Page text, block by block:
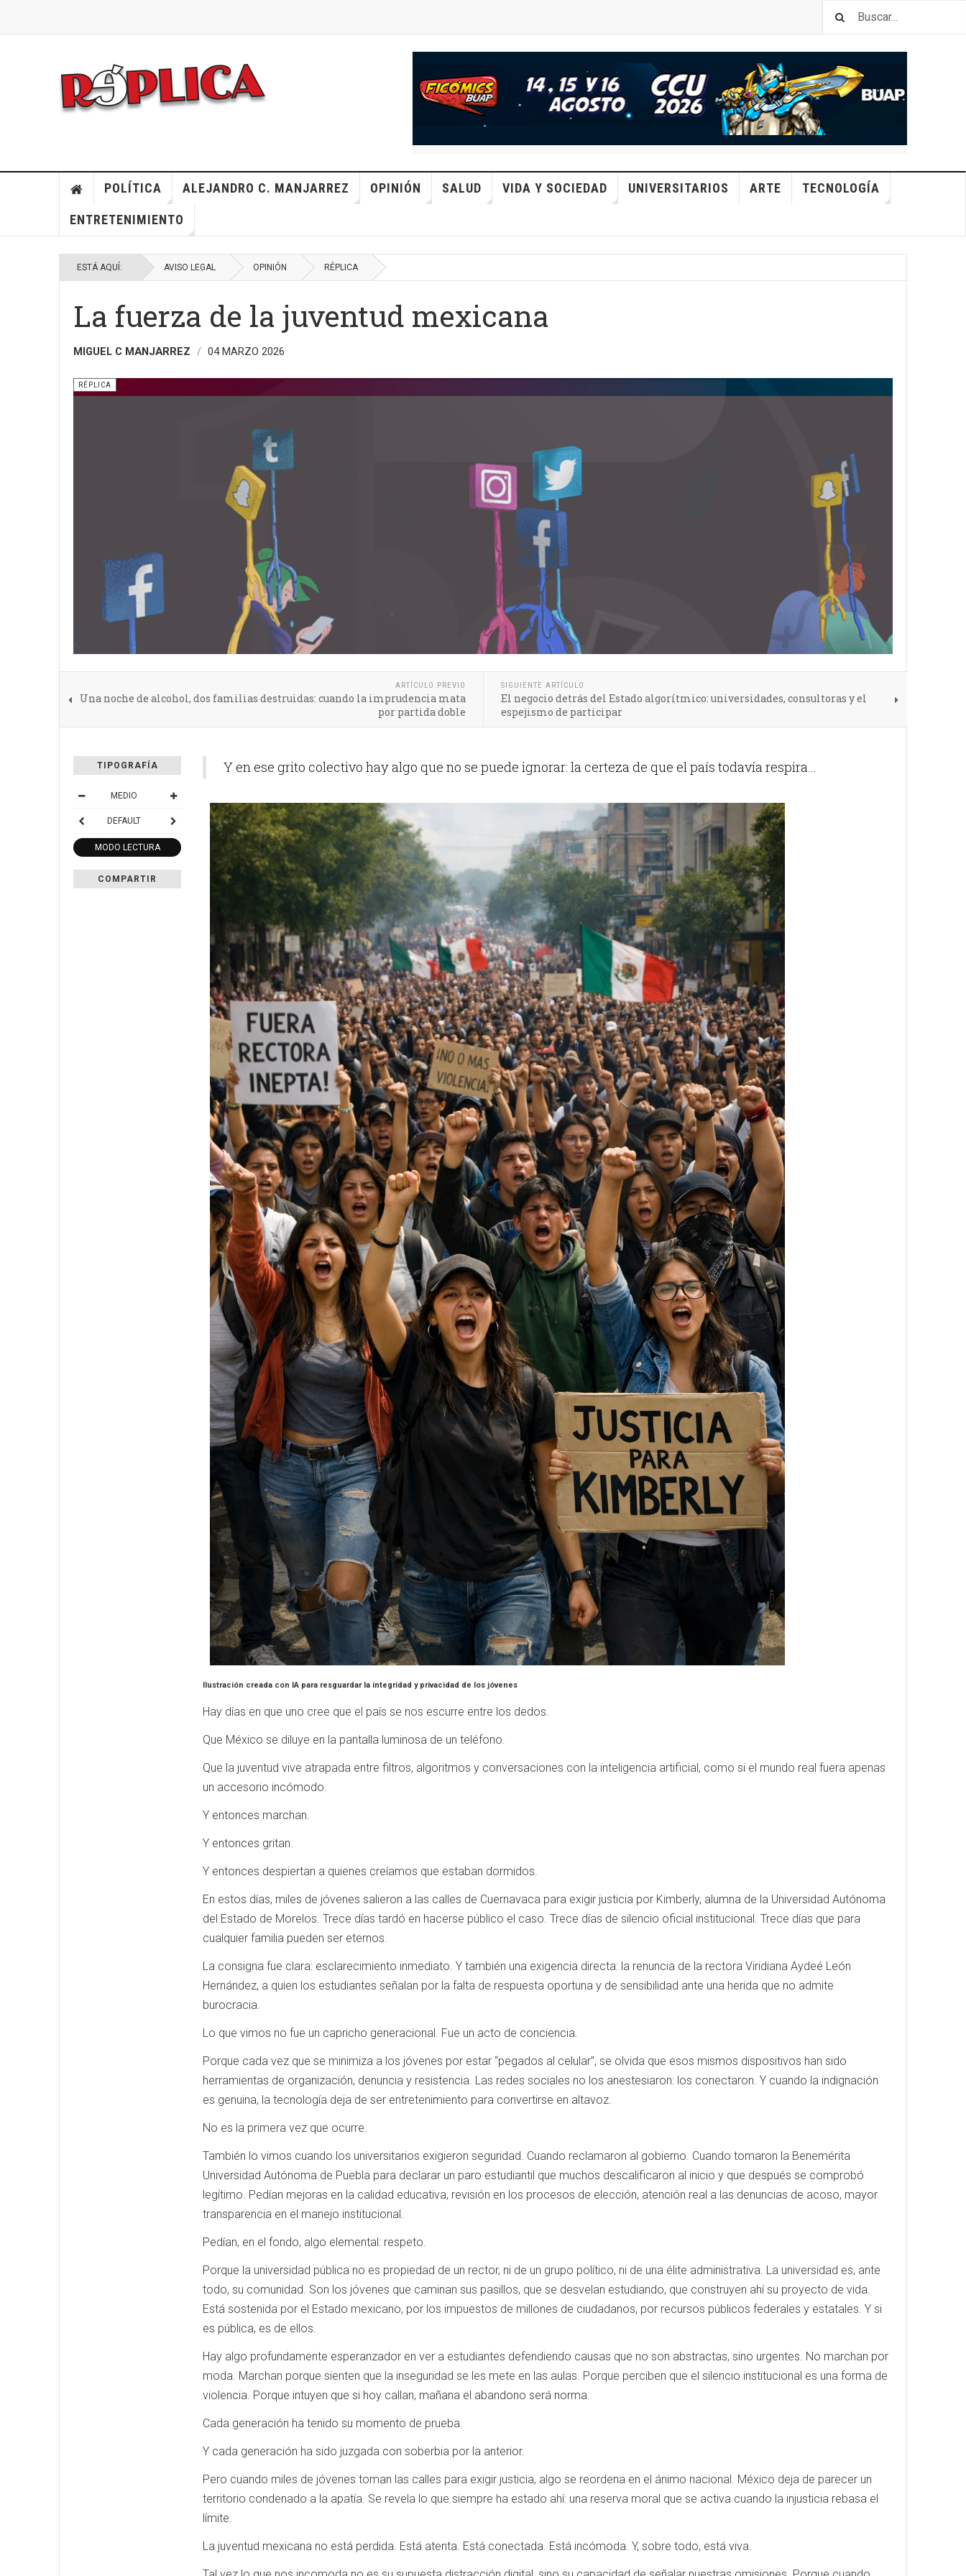
POLÍTICA ALEJANDRO C. MANJARREZ OPINIÓN SALUD VIDA Y SOCIEDAD UNIVERSITARIOS ARTE TECNOLOGÍA
ENTRETENIMIENTO
ESTÁ AQUÍ: AVISO LEGAL OPINIÓN RÉPLICA
La fuerza de la juventud mexicana
MIGUEL C MANJARREZ 04 MARZO 2026
RÉPLICA
ARTÍCULO PREVIO
Una noche de alcohol, dos familias destruidas: cuando la imprudencia mata
por partida doble
SIGUIENTE ARTÍCULO
El negocio detrás del Estado algorítmico: universidades, consultoras y el
espejismo de participar
TIPOGRAFÍA
MEDIO
DEFAULT
MODO LECTURA
COMPARTIR
Y en ese grito colectivo hay algo que no se puede ignorar: la certeza de que el país todavía respira...
Ilustración creada con IA para resguardar la integridad y privacidad de los jóvenes
Hay días en que uno cree que el país se nos escurre entre los dedos.
Que México se diluye en la pantalla luminosa de un teléfono.
Que la juventud vive atrapada entre filtros, algoritmos y conversaciones con la inteligencia artificial, como si el mundo real fuera apenas
un accesorio incómodo.
Y entonces marchan.
Y entonces gritan.
Y entonces despiertan a quienes creíamos que estaban dormidos.
En estos días, miles de jóvenes salieron a las calles de Cuernavaca para exigir justicia por Kimberly, alumna de la Universidad Autónoma
del Estado de Morelos. Trece días tardó en hacerse público el caso. Trece días de silencio oficial institucional. Trece días que para
cualquier familia pueden ser eternos.
La consigna fue clara: esclarecimiento inmediato. Y también una exigencia directa: la renuncia de la rectora Viridiana Aydeé León
Hernández, a quien los estudiantes señalan por la falta de respuesta oportuna y de sensibilidad ante una herida que no admite
burocracia.
Lo que vimos no fue un capricho generacional. Fue un acto de conciencia.
Porque cada vez que se minimiza a los jóvenes por estar “pegados al celular”, se olvida que esos mismos dispositivos han sido
herramientas de organización, denuncia y resistencia. Las redes sociales no los anestesiaron: los conectaron. Y cuando la indignación
es genuina, la tecnología deja de ser entretenimiento para convertirse en altavoz.
No es la primera vez que ocurre.
También lo vimos cuando los universitarios exigieron seguridad. Cuando reclamaron al gobierno. Cuando tomaron la Benemérita
Universidad Autónoma de Puebla para declarar un paro estudiantil que muchos descalificaron al inicio y que después se comprobó
legítimo. Pedían mejoras en la calidad educativa, revisión en los procesos de elección, atención real a las denuncias de acoso, mayor
transparencia en el manejo institucional.
Pedían, en el fondo, algo elemental: respeto.
Porque la universidad pública no es propiedad de un rector, ni de un grupo político, ni de una élite administrativa. La universidad es, ante
todo, su comunidad. Son los jóvenes que caminan sus pasillos, que se desvelan estudiando, que construyen ahí su proyecto de vida.
Está sostenida por el Estado mexicano, por los impuestos de millones de ciudadanos, por recursos públicos federales y estatales. Y si
es pública, es de ellos.
Hay algo profundamente esperanzador en ver a estudiantes defendiendo causas que no son abstractas, sino urgentes. No marchan por
moda. Marchan porque sienten que la inseguridad se les mete en las aulas. Porque perciben que el silencio institucional es una forma de
violencia. Porque intuyen que si hoy callan, mañana el abandono será norma.
Cada generación ha tenido su momento de prueba.
Y cada generación ha sido juzgada con soberbia por la anterior.
Pero cuando miles de jóvenes toman las calles para exigir justicia, algo se reordena en el ánimo nacional. México deja de parecer un
territorio condenado a la apatía. Se revela lo que siempre ha estado ahí: una reserva moral que se activa cuando la injusticia rebasa el
límite.
La juventud mexicana no está perdida. Está atenta. Está conectada. Está incómoda. Y, sobre todo, está viva.